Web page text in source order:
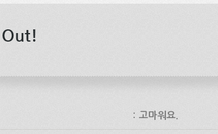
: 고마워요.